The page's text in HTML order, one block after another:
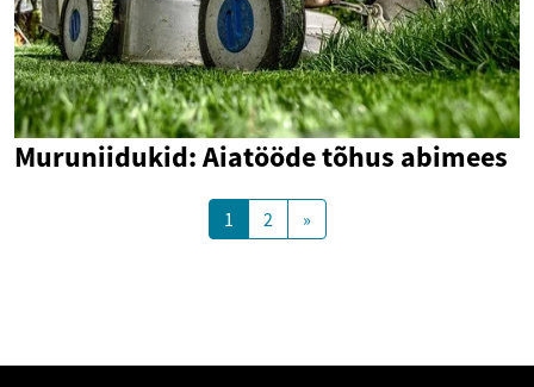
Muruniidukid: Aiatööde tõhus abimees
1 2 »